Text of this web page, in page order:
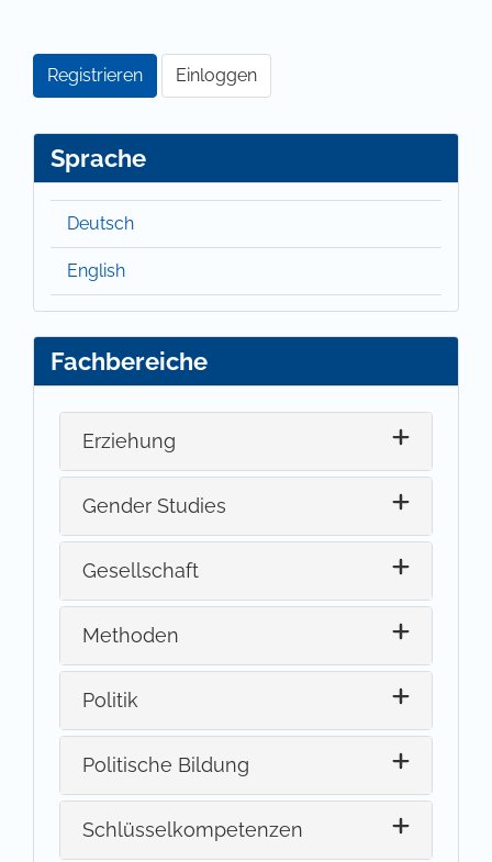
Registrieren Einloggen
Sprache
Deutsch
English
Fachbereiche
Erziehung
Gender Studies
Gesellschaft
Methoden
Politik
Politische Bildung
Schlüsselkompetenzen